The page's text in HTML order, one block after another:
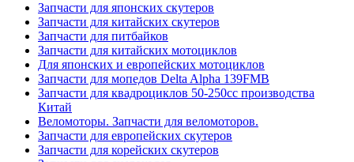
Запчасти для японских скутеров
Запчасти для китайских скутеров
Запчасти для питбайков
Запчасти для китайских мотоциклов
Для японских и европейских мотоциклов
Запчасти для мопедов Delta Alpha 139FMB
Запчасти для квадроциклов 50-250сс производства
Китай
Веломоторы. Запчасти для веломоторов.
Запчасти для европейских скутеров
Запчасти для корейских скутеров